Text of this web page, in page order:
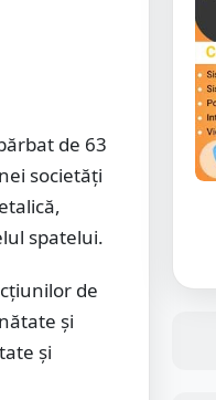
de 63
societăți
spatelui.
de
și
și